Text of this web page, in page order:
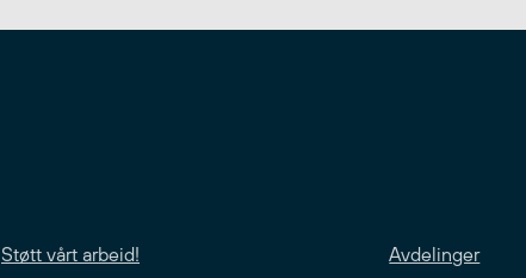
Støtt vårt arbeid! Avdelinger